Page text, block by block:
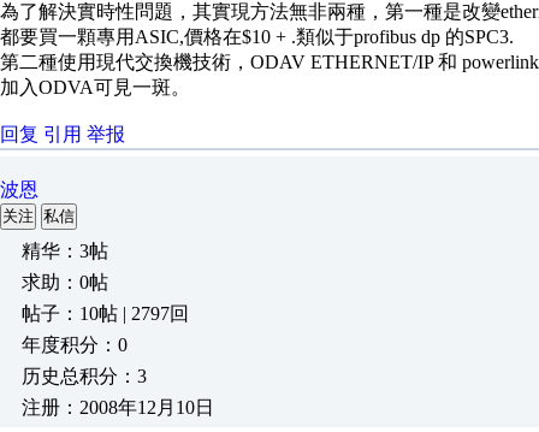
為了解決實時性問題，其實現方法無非兩種，第一種是改變
都要買一顆專用ASIC,價格在$10 + .類似于profibus dp 的SPC3.
第二種使用現代交換機技術，ODAV ETHERNET/IP 和
加入ODVA可見一斑。
回复 引用 举报
波恩
关注 私信
精华：3帖
求助：0帖
帖子：10帖 | 2797回
年度积分：0
历史总积分：3
注册：2008年12月10日